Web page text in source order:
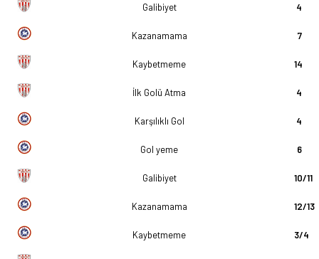
Galibiyet 4
Kazanamama 7
Kaybetmeme 14
İlk Golü Atma 4
Karşılıklı Gol 4
Gol yeme 6
Galibiyet 10/11
Kazanamama 12/13
Kaybetmeme 3/4